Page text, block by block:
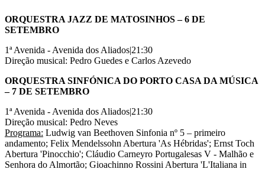
ORQUESTRA JAZZ DE MATOSINHOS – 6 DE
SETEMBRO
1ª Avenida - Avenida dos Aliados|21:30
Direção musical: Pedro Guedes e Carlos Azevedo
ORQUESTRA SINFÓNICA DO PORTO CASA DA MÚSICA
– 7 DE SETEMBRO
1ª Avenida - Avenida dos Aliados|21:30
Direção musical: Pedro Neves
Programa: Ludwig van Beethoven Sinfonia nº 5 – primeiro
andamento; Felix Mendelssohn Abertura 'As Hébridas'; Ernst Toch
Abertura 'Pinocchio'; Cláudio Carneyro Portugalesas V - Malhão e
Senhora do Almortão; Gioachinno Rossini Abertura 'L'Italiana in